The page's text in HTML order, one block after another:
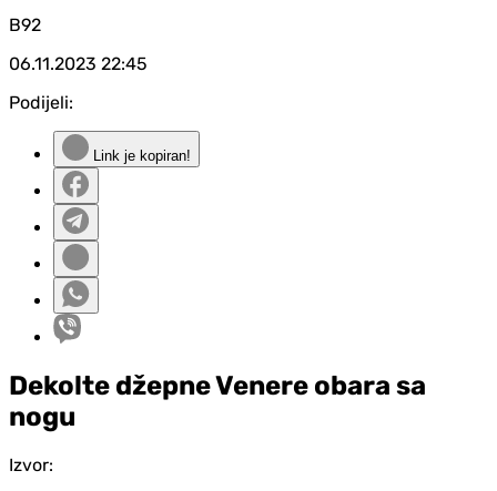
B92
06.11.2023 22:45
Podijeli:
Link je kopiran!
Dekolte džepne Venere obara sa
nogu
Izvor: